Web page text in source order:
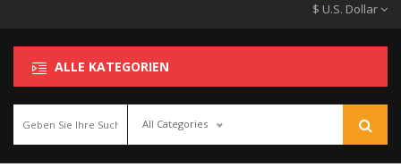
$ U.S. Dollar
ALLE KATEGORIEN
All Categories